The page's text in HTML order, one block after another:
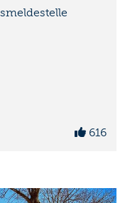
616